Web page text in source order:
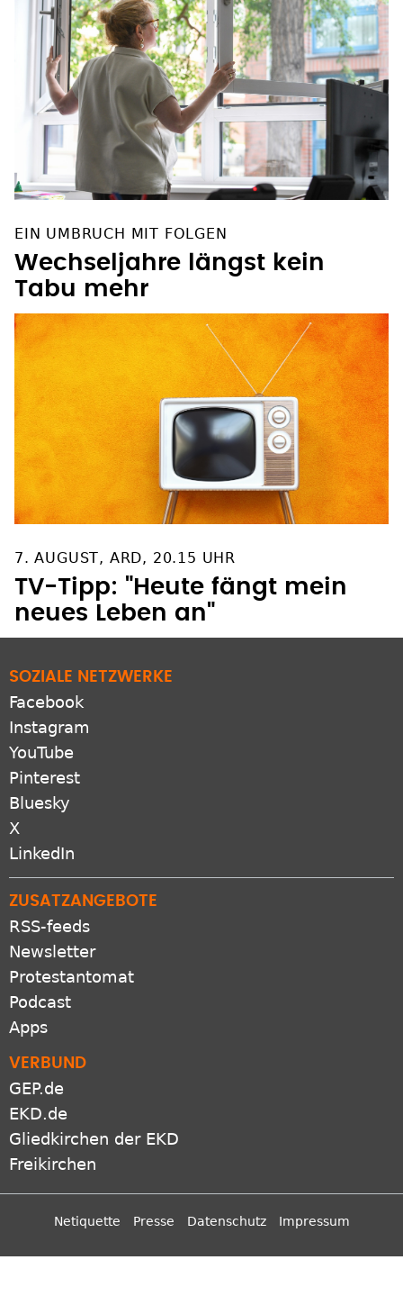
EIN UMBRUCH MIT FOLGEN
Wechseljahre längst kein
Tabu mehr
7. AUGUST, ARD, 20.15 UHR
TV-Tipp: "Heute fängt mein
neues Leben an"
SOZIALE NETZWERKE
Facebook
Instagram
YouTube
Pinterest
Bluesky
X
LinkedIn
ZUSATZANGEBOTE
RSS-feeds
Newsletter
Protestantomat
Podcast
Apps
VERBUND
GEP.de
EKD.de
Gliedkirchen der EKD
Freikirchen
Netiquette Presse Datenschutz Impressum